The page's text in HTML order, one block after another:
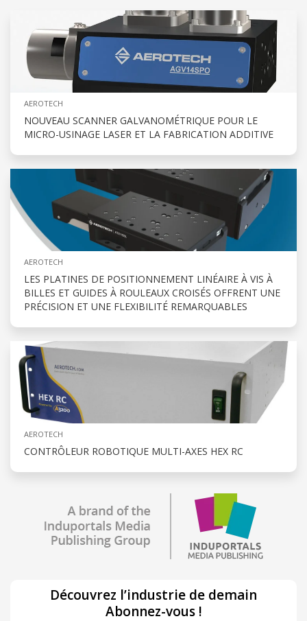
AEROTECH
NOUVEAU SCANNER GALVANOMÉTRIQUE POUR LE
MICRO-USINAGE LASER ET LA FABRICATION ADDITIVE
AEROTECH
LES PLATINES DE POSITIONNEMENT LINÉAIRE À VIS À
BILLES ET GUIDES À ROULEAUX CROISÉS OFFRENT UNE
PRÉCISION ET UNE FLEXIBILITÉ REMARQUABLES
AEROTECH
CONTRÔLEUR ROBOTIQUE MULTI-AXES HEX RC
Découvrez l’industrie de demain
Abonnez-vous !